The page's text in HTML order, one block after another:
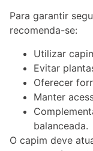
Para garantir
recomenda-se:
Utilizar
Evitar
Oferecer
Manter
balanceada.
O capim deve